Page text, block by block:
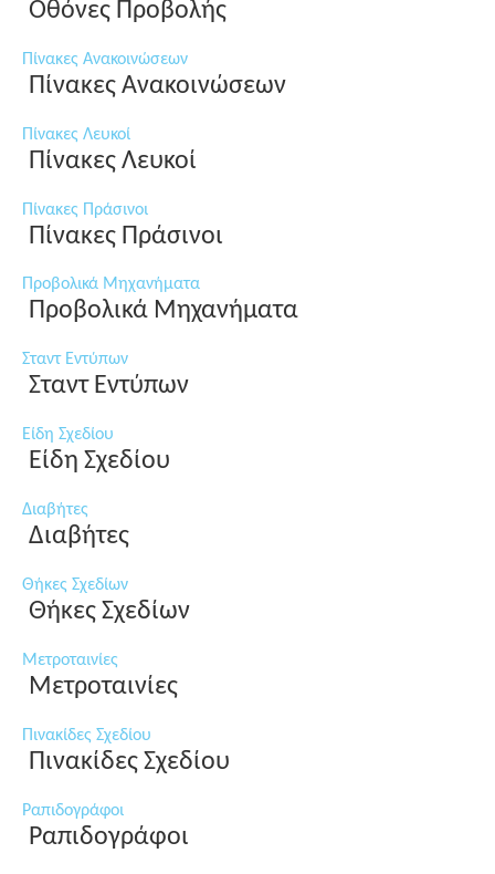
Οθόνες Προβολής
Πίνακες Ανακοινώσεων
Πίνακες Ανακοινώσεων
Πίνακες Λευκοί
Πίνακες Λευκοί
Πίνακες Πράσινοι
Πίνακες Πράσινοι
Προβολικά Μηχανήματα
Προβολικά Μηχανήματα
Σταντ Εντύπων
Σταντ Εντύπων
Είδη Σχεδίου
Είδη Σχεδίου
Διαβήτες
Διαβήτες
Θήκες Σχεδίων
Θήκες Σχεδίων
Μετροταινίες
Μετροταινίες
Πινακίδες Σχεδίου
Πινακίδες Σχεδίου
Ραπιδογράφοι
Ραπιδογράφοι